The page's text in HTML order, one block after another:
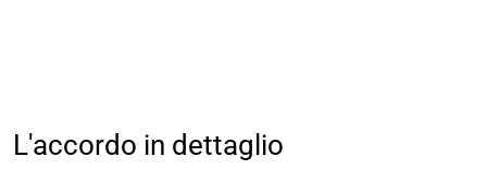
L'accordo in dettaglio